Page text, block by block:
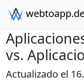
vs.
Actualizado el